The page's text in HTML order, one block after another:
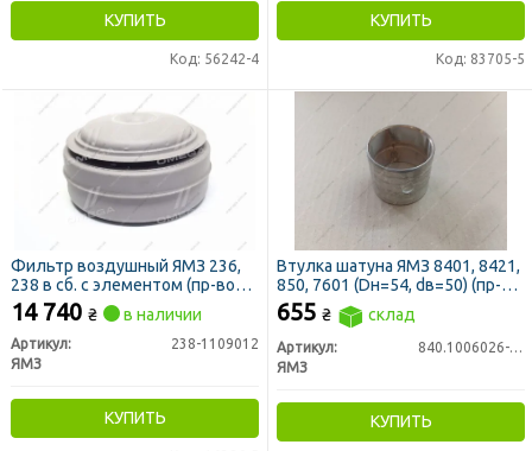
КУПИТЬ
Код: 56242-4
КУПИТЬ
Код: 83705-5
Фильтр воздушный ЯМЗ 236,
238 в сб. с элементом (пр-во
ЯМЗ)
14 740 ₴ в наличии
Артикул:
238-1109012
ЯМЗ
КУПИТЬ
Втулка шатуна ЯМЗ 8401, 8421,
850, 7601 (Dн=54, dв=50) (пр-во
ЯМЗ)
655 ₴ склад
Артикул:
840.1006026-10
ЯМЗ
КУПИТЬ